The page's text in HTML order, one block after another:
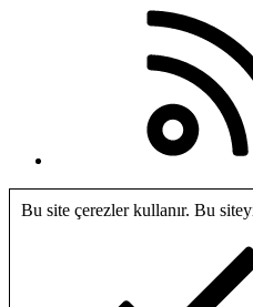
Bu site çerezler kullanır. Bu